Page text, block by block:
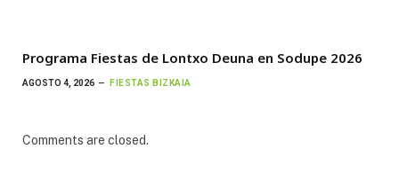
Programa Fiestas de Lontxo Deuna en Sodupe 2026
AGOSTO 4, 2026 FIESTAS BIZKAIA
Comments are closed.